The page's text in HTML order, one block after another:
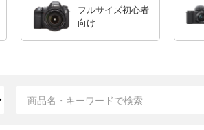
フルサイズ初心者
向け